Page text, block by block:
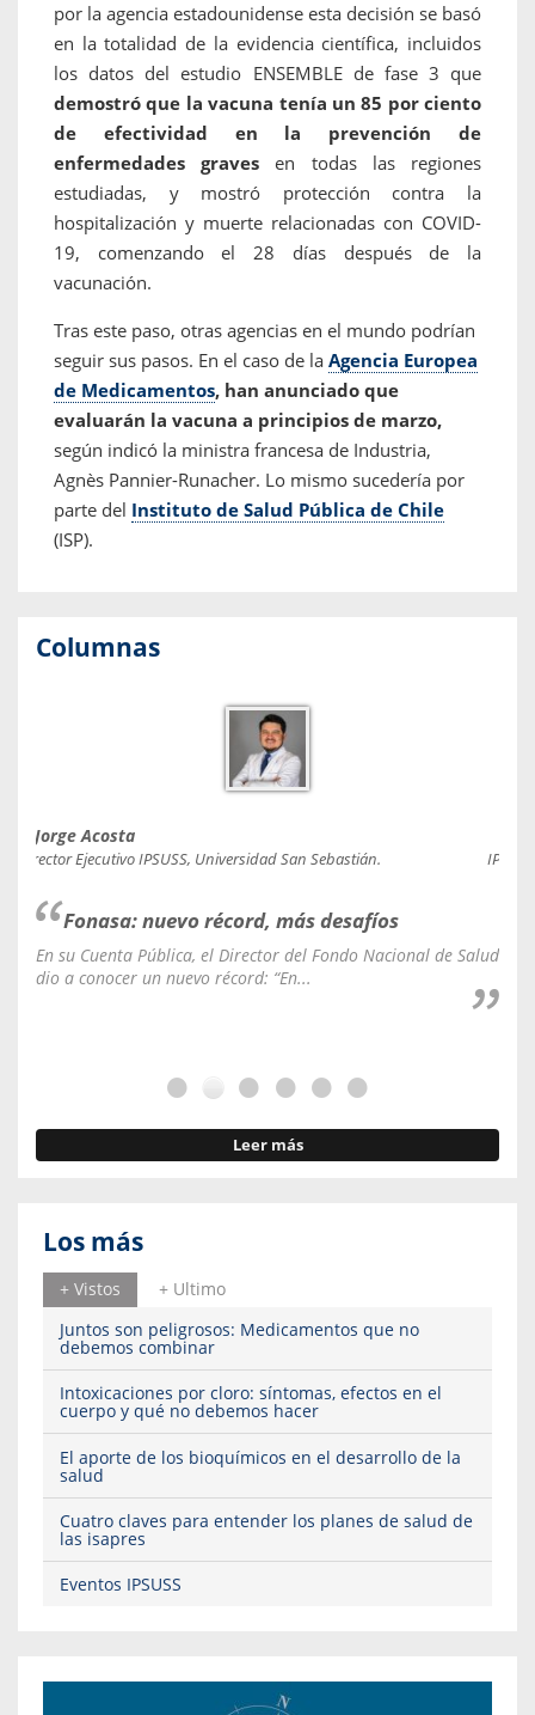
por la agencia estadounidense esta decisión se basó
en la totalidad de la evidencia científica, incluidos
los datos del estudio ENSEMBLE de fase 3 que
demostró que la vacuna tenía un 85 por ciento
de efectividad en la prevención de
enfermedades graves en todas las regiones
estudiadas, y mostró protección contra la
hospitalización y muerte relacionadas con COVID-
19, comenzando el 28 días después de la
vacunación.
Tras este paso, otras agencias en el mundo podrían
seguir sus pasos. En el caso de la Agencia Europea
de Medicamentos, han anunciado que
evaluarán la vacuna a principios de marzo,
según indicó la ministra francesa de Industria,
Agnès Pannier-Runacher. Lo mismo sucedería por
parte del Instituto de Salud Pública de Chile
(ISP).
Columnas
Jorge Acosta
Director Ejecutivo IPSUSS, Universidad San Sebastián.
Fonasa: nuevo récord, más desafíos
En su Cuenta Pública, el Director del Fondo Nacional de Salud
dio a conocer un nuevo récord: “En...
Leer más
Los más
+ Vistos
+ Ultimo
Juntos son peligrosos: Medicamentos que no
debemos combinar
Intoxicaciones por cloro: síntomas, efectos en el
cuerpo y qué no debemos hacer
El aporte de los bioquímicos en el desarrollo de la
salud
Cuatro claves para entender los planes de salud de
las isapres
Eventos IPSUSS